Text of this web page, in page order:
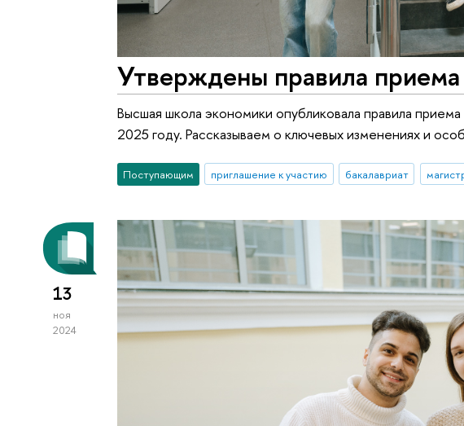
Утверждены правила
Высшая школа экономики опубликовала правила
2025 году. Рассказываем о ключевых изменениях и
Поступающим приглашение к участию бакалавриат
13
ноя
2024